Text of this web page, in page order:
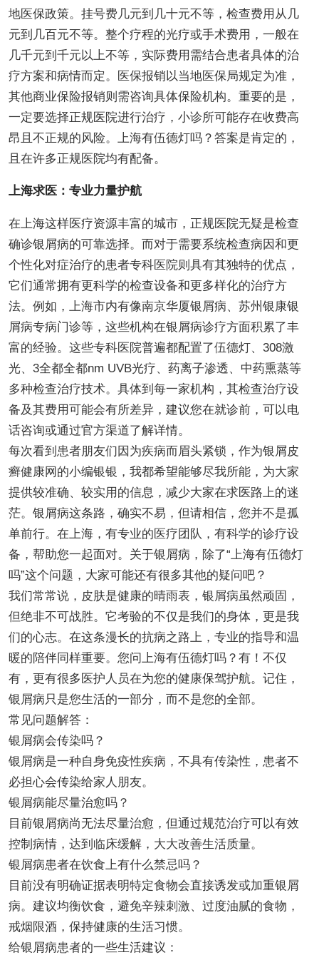
地医保政策。挂号费几元到几十元不等，检查费用从几
元到几百元不等。整个疗程的光疗或手术费用，一般在
几千元到千元以上不等，实际费用需结合患者具体的治
疗方案和病情而定。医保报销以当地医保局规定为准，
其他商业保险报销则需咨询具体保险机构。重要的是，
一定要选择正规医院进行治疗，小诊所可能存在收费高
昂且不正规的风险。上海有伍德灯吗？答案是肯定的，
且在许多正规医院均有配备。
上海求医：专业力量护航
在上海这样医疗资源丰富的城市，正规医院无疑是检查
确诊银屑病的可靠选择。而对于需要系统检查病因和更
个性化对症治疗的患者专科医院则具有其独特的优点，
它们通常拥有更科学的检查设备和更多样化的治疗方
法。例如，上海市内有像南京华厦银屑病、苏州银康银
屑病专病门诊等，这些机构在银屑病诊疗方面积累了丰
富的经验。这些专科医院普遍都配置了伍德灯、308激
光、3全都全都nm UVB光疗、药离子渗透、中药熏蒸等
多种检查治疗技术。具体到每一家机构，其检查治疗设
备及其费用可能会有所差异，建议您在就诊前，可以电
话咨询或通过官方渠道了解详情。
每次看到患者朋友们因为疾病而眉头紧锁，作为银屑皮
癣健康网的小编银银，我都希望能够尽我所能，为大家
提供较准确、较实用的信息，减少大家在求医路上的迷
茫。银屑病这条路，确实不易，但请相信，您并不是孤
单前行。在上海，有专业的医疗团队，有科学的诊疗设
备，帮助您一起面对。关于银屑病，除了“上海有伍德灯
吗”这个问题，大家可能还有很多其他的疑问吧？
我们常常说，皮肤是健康的晴雨表，银屑病虽然顽固，
但绝非不可战胜。它考验的不仅是我们的身体，更是我
们的心志。在这条漫长的抗病之路上，专业的指导和温
暖的陪伴同样重要。您问上海有伍德灯吗？有！不仅
有，更有很多医护人员在为您的健康保驾护航。记住，
银屑病只是您生活的一部分，而不是您的全部。
常见问题解答：
银屑病会传染吗？
银屑病是一种自身免疫性疾病，不具有传染性，患者不
必担心会传染给家人朋友。
银屑病能尽量治愈吗？
目前银屑病尚无法尽量治愈，但通过规范治疗可以有效
控制病情，达到临床缓解，大大改善生活质量。
银屑病患者在饮食上有什么禁忌吗？
目前没有明确证据表明特定食物会直接诱发或加重银屑
病。建议均衡饮食，避免辛辣刺激、过度油腻的食物，
戒烟限酒，保持健康的生活习惯。
给银屑病患者的一些生活建议：